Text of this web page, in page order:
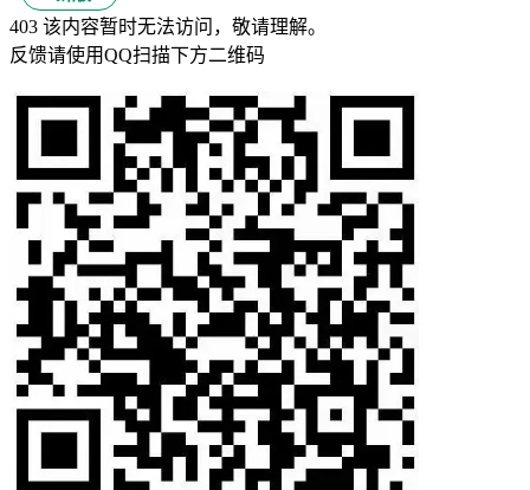
403 该内容暂时无法访问，敬请理解。
反馈请使用QQ扫描下方二维码